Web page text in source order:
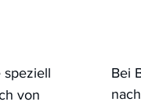
von
Bei